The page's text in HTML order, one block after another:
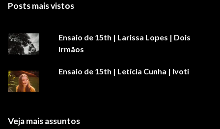
Posts mais vistos
Ensaio de 15th | Larissa Lopes | Dois
Irmãos
Ensaio de 15th | Letícia Cunha | Ivoti
Veja mais assuntos